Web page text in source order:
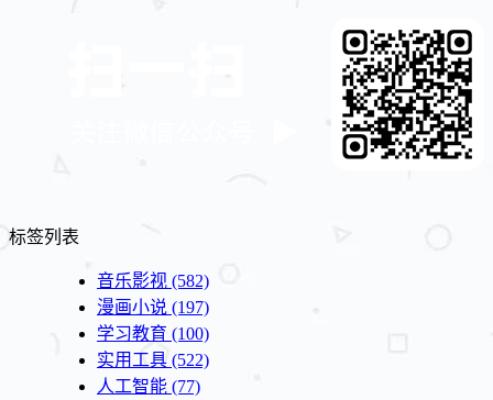
标签列表
音乐影视 (582)
漫画小说 (197)
学习教育 (100)
实用工具 (522)
人工智能 (77)